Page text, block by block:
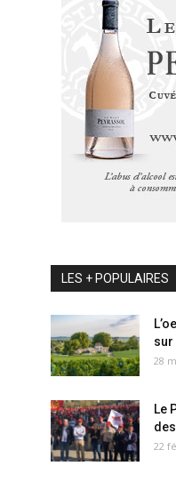
LES + POPULAIRES
sur
28
Le
22